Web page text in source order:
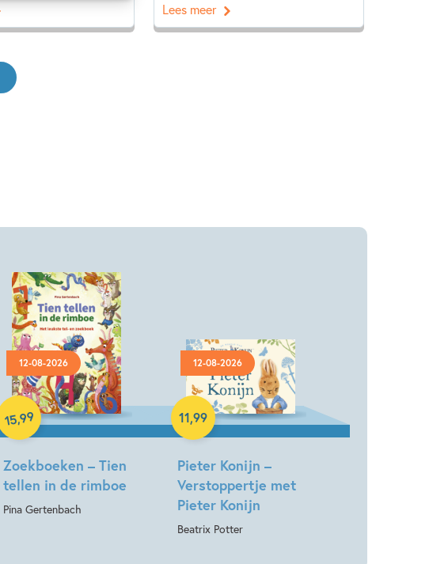
Lees meer
12-08-2026
Zoekboeken – Tien
tellen in de rimboe
Pina Gertenbach
15,99
Hardcover
12-08-2026
Pieter Konijn –
Verstoppertje met
Pieter Konijn
Beatrix Potter
11,99
Hardcover